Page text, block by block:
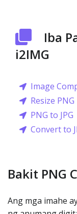
Iba
i2IMG
Image
Resize PNG
PNG to JPG
Convert to
Bakit PNG
Ang mga imahe